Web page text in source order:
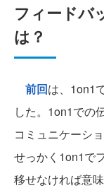
フィードバ
は？
前回は、1on1
した。1on1での
コミュニケーシ
せっかく1on1で
移せなければ意